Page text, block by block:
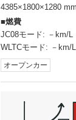
4385×1800×1280
燃費
JC08モード: －km/L
WLTCモード: －km/L
オープンカー